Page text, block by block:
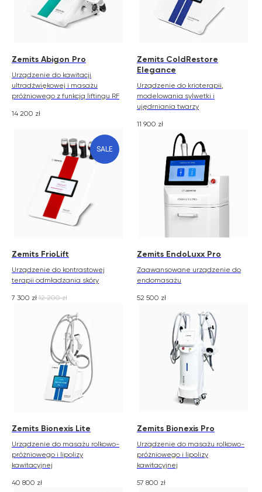
Zemits Abigon Pro
Urządzenie do kawitacji
ultradźwiękowej i masażu
próżniowego z funkcją liftingu RF
14 200 zł
Zemits ColdRestore
Elegance
Urządzenie do krioterapii,
modelowania sylwetki i
ujędrniania twarzy
11 900 zł
SALE
Zemits FrioLift
Urządzenie do kontrastowej
terapii odmładzania skóry
7 300 zł 12 200 zł
Zemits EndoLuxx Pro
Zaawansowane urządzenie do
endomasażu
52 500 zł
Zemits Bionexis Lite
Urządzenie do masażu rolkowo-
próżniowego i lipolizy
kawitacyjnej
40 800 zł
Zemits Bionexis Pro
Urządzenie do masażu rolkowo-
próżniowego i lipolizy
kawitacyjnej
57 800 zł